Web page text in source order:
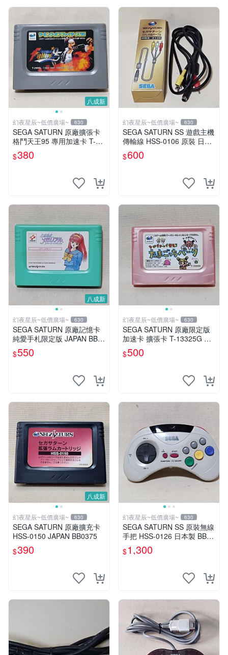
八成新
幻夜星辰~低價廣場~ 630
SEGA SATURN 原廠擴張卡
格鬥天王95 專用加速卡 T-31
01G JAPAN BB0551
$380
幻夜星辰~低價廣場~ 630
SEGA SATURN SS 遊戲主機
傳輸線 HSS-0106 原裝 日本
製 含盒 美品
$600
八成新
幻夜星辰~低價廣場~ 630
SEGA SATURN 原廠記憶卡
純愛手札限定版 JAPAN BB0
291
$550
幻夜星辰~低價廣場~ 630
SEGA SATURN 原廠限定版
加速卡 擴張卡 T-13325G 日
本製 BB0191
$500
八成新
幻夜星辰~低價廣場~ 630
SEGA SATURN 原廠擴充卡
HSS-0150 JAPAN BB0375
$390
幻夜星辰~低價廣場~ 630
SEGA SATURN SS 原裝無線
手把 HSS-0126 日本製 BB02
00
$1,300